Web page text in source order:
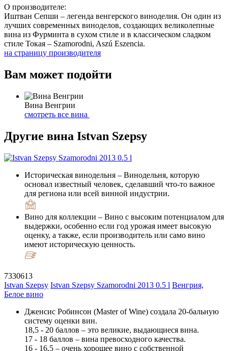
О производителе:
Иштван Сепши – легенда венгерского виноделия. Он один из
лучших современных виноделов, создающих великолепные
вина из Фурминта в сухом стиле и в классическом сладком
стиле Токая – Szamorodni, Aszú Eszencia.
на страницу производителя
Вам может подойти
Вина Венгрии
смотреть все вина
Другие вина Istvan Szepsy
Историческая винодельня – Винодельня, которую
основал известный человек, сделавший что-то важное
для региона или всей винной индустрии.
Вино для коллекции – Вино с высоким потенциалом для
выдержки, особенно если год урожая имеет высокую
оценку, а также, если производитель или само вино
имеют историческую ценность.
7330613
Istvan Szepsy Istvan Szepsy Szamorodni 2013 0.5 l Венгрия,
Белое вино
Дженсис Робинсон (Master of Wine) создала 20-бальную
систему оценки вин.
18,5 - 20 баллов – это великие, выдающиеся вина.
17 - 18 баллов – вина превосходного качества.
16 - 16,5 – очень хорошее вино с собственной